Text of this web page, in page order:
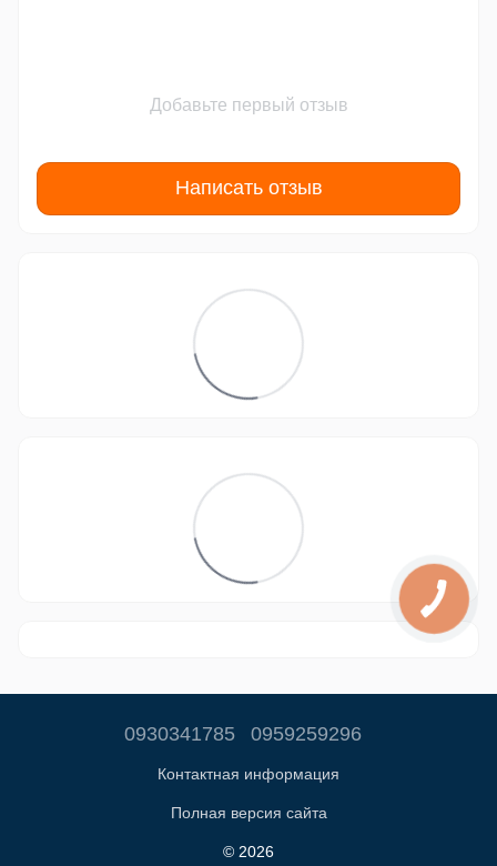
Добавьте первый отзыв
Написать отзыв
0930341785 0959259296
Контактная информация
Полная версия сайта
© 2026